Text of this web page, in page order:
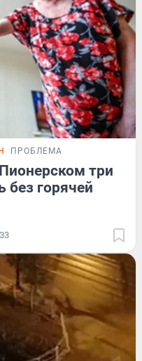
ПРОБЛЕМА
три
без горячей
33